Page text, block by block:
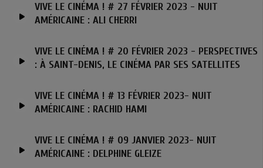
VIVE LE CINÉMA ! # 27 FÉVRIER 2023 - NUIT
AMÉRICAINE : ALI CHERRI
VIVE LE CINÉMA ! # 20 FÉVRIER 2023 - PERSPECTIVES
: À SAINT-DENIS, LE CINÉMA PAR SES SATELLITES
VIVE LE CINÉMA ! # 13 FÉVRIER 2023- NUIT
AMÉRICAINE : RACHID HAMI
VIVE LE CINÉMA ! # 09 JANVIER 2023- NUIT
AMÉRICAINE : DELPHINE GLEIZE